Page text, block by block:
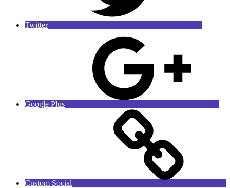
Twitter
Google Plus
Custom Social